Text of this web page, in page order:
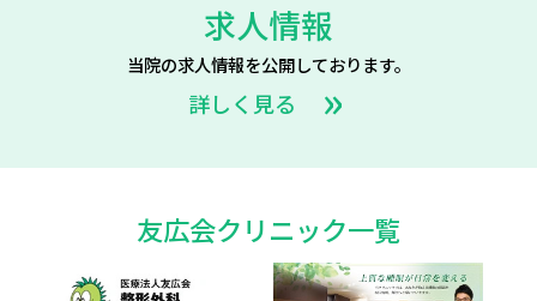
求人情報
当院の求人情報を公開しております。
詳しく見る
友広会クリニック一覧